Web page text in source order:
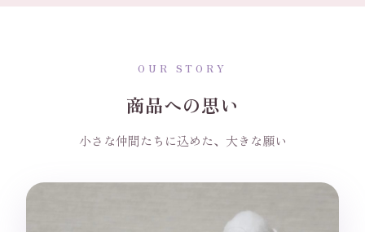
OUR STORY
商品への思い
小さな仲間たちに込めた、大きな願い